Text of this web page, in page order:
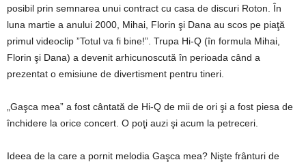
posibil prin semnarea unui contract cu casa de discuri Roton. În
luna martie a anului 2000, Mihai, Florin şi Dana au scos pe piaţă
primul videoclip ”Totul va fi bine!”. Trupa Hi-Q (în formula Mihai,
Florin şi Dana) a devenit arhicunoscută în perioada când a
prezentat o emisiune de divertisment pentru tineri.
„Gaşca mea” a fost cântată de Hi-Q de mii de ori şi a fost piesa de
închidere la orice concert. O poţi auzi şi acum la petreceri.
Ideea de la care a pornit melodia Gaşca mea? Nişte frânturi de